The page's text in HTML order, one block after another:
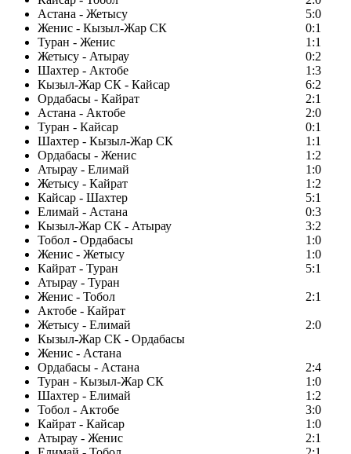
Астана - Жетысу
5:0
Женис - Кызыл-Жар СК
0:1
Туран - Женис
1:1
Жетысу - Атырау
0:2
Шахтер - Актобе
1:3
Кызыл-Жар СК - Кайсар
6:2
Ордабасы - Кайрат
2:1
Астана - Актобе
2:0
Туран - Кайсар
0:1
Шахтер - Кызыл-Жар СК
1:1
Ордабасы - Женис
1:2
Атырау - Елимай
1:0
Жетысу - Кайрат
1:2
Кайсар - Шахтер
5:1
Елимай - Астана
0:3
Кызыл-Жар СК - Атырау
3:2
Тобол - Ордабасы
1:0
Женис - Жетысу
1:0
Кайрат - Туран
5:1
Атырау - Туран
Женис - Тобол
2:1
Актобе - Кайрат
Жетысу - Елимай
2:0
Кызыл-Жар СК - Ордабасы
Женис - Астана
Ордабасы - Астана
2:4
Туран - Кызыл-Жар СК
1:0
Шахтер - Елимай
1:2
Тобол - Актобе
3:0
Кайрат - Кайсар
1:0
Атырау - Женис
2:1